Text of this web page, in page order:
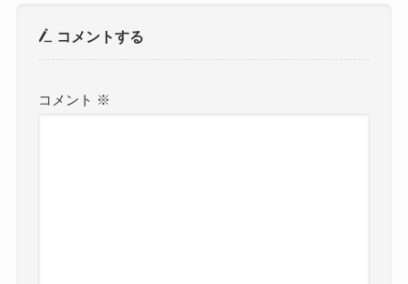
コメントする
コメント ※